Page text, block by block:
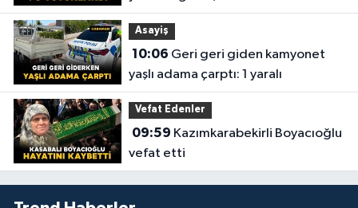
tutuklandı
Asayiş
10:06
yaşlı adama çarptı: 1 yaralı
Vefat Edenler
09:59
vefat etti